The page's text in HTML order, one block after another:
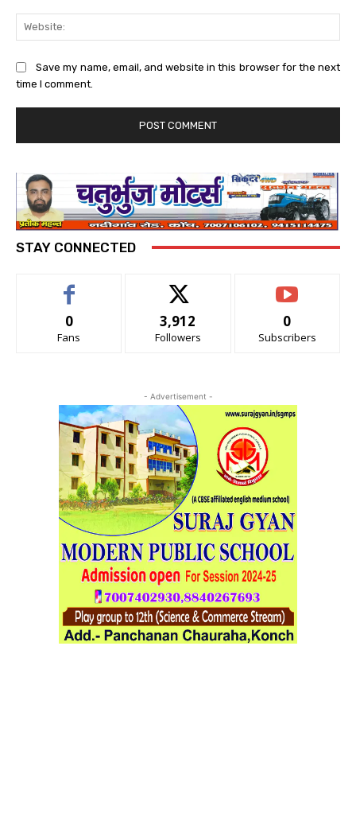
Save my name, email, and website in this browser for the next
time I comment.
STAY CONNECTED
0
Fans
3,912
Followers
0
Subscribers
- Advertisement -